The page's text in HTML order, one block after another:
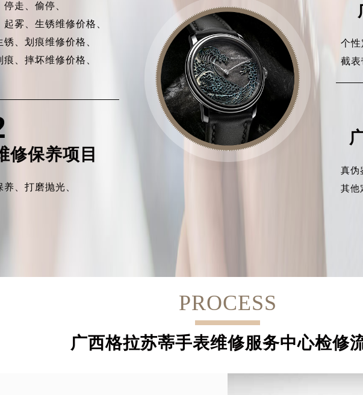
停走、偷停、
起雾、生锈维修价格、
锈、划痕维修价格、
痕、摔坏维修价格、
修保养项目
养、打磨抛光、
个
截
真伪
其他
PROCESS
广西格拉苏蒂手表维修服务中心检修